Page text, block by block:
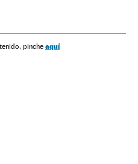
pinche aquí